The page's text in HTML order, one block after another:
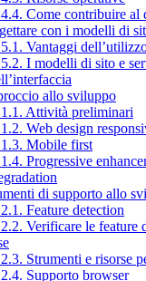
Come contribuire al
con i modelli di
Vantaggi
I modelli di sito e
allo sviluppo
Attività preliminari
Web design
Mobile first
Progressive
di supporto allo
Feature detection
Verificare le feature
Strumenti e risorse
Supporto browser